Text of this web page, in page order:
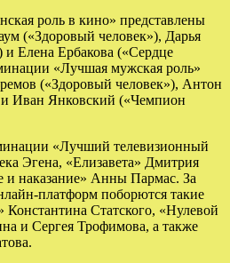
роль в кино» представлены
(«Здоровый человек»), Дарья
Елена Ербакова («Сердце
«Лучшая мужская роль»
(«Здоровый человек»), Антон
Иван Янковский («Чемпион
«Лучший телевизионный
Эгена, «Елизавета» Дмитрия
наказание» Анны Пармас. За
платформ поборются такие
Константина Статского, «Нулевой
и Сергея Трофимова, а также